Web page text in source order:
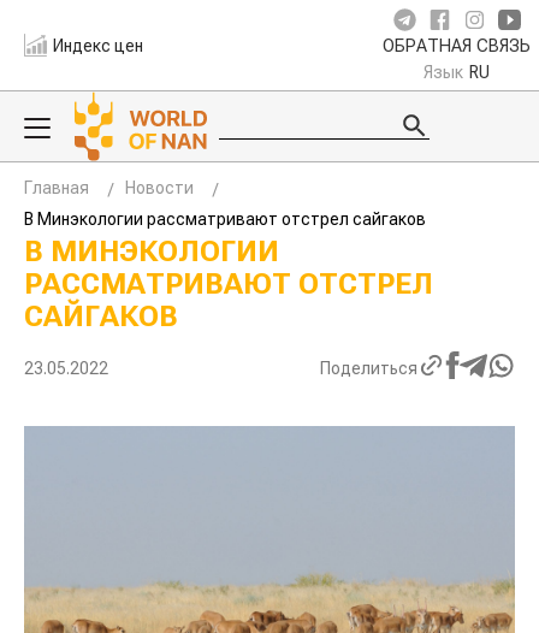
Индекс цен ОБРАТНАЯ СВЯЗЬ
Язык RU
Главная
Новости
В Минэкологии рассматривают отстрел сайгаков
В МИНЭКОЛОГИИ
РАССМАТРИВАЮТ ОТСТРЕЛ
САЙГАКОВ
23.05.2022 Поделиться